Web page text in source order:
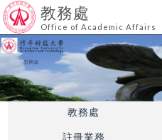
教務處
Office of Academic Affairs
教務處
註冊業務